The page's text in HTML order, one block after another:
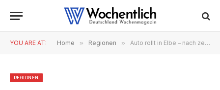
YOU ARE AT: Home » Regionen » Auto rollt in Elbe – nach zehn Tagen wieder aufgetaucht
REGIONEN